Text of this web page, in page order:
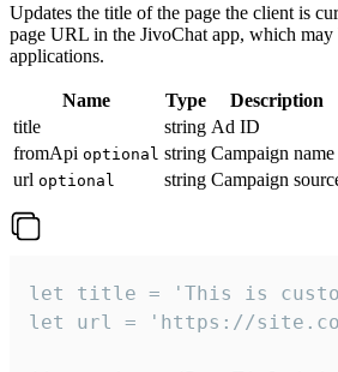
Updates the title of the page the client is
page URL in the JivoChat app, which may
applications.
Name Type
Description
title
string Ad ID
fromApi optional string Campaign name
url optional string Campaign
let title = 'This is
let url = 'https://